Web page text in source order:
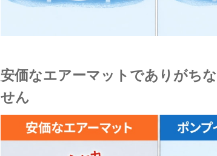
安価なエアーマットでありがち
せん